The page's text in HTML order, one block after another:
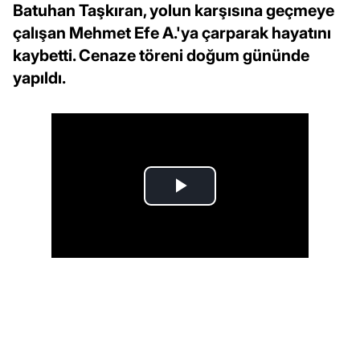
Batuhan Taşkıran, yolun karşısına geçmeye
çalışan Mehmet Efe A.'ya çarparak hayatını
kaybetti. Cenaze töreni doğum gününde
yapıldı.